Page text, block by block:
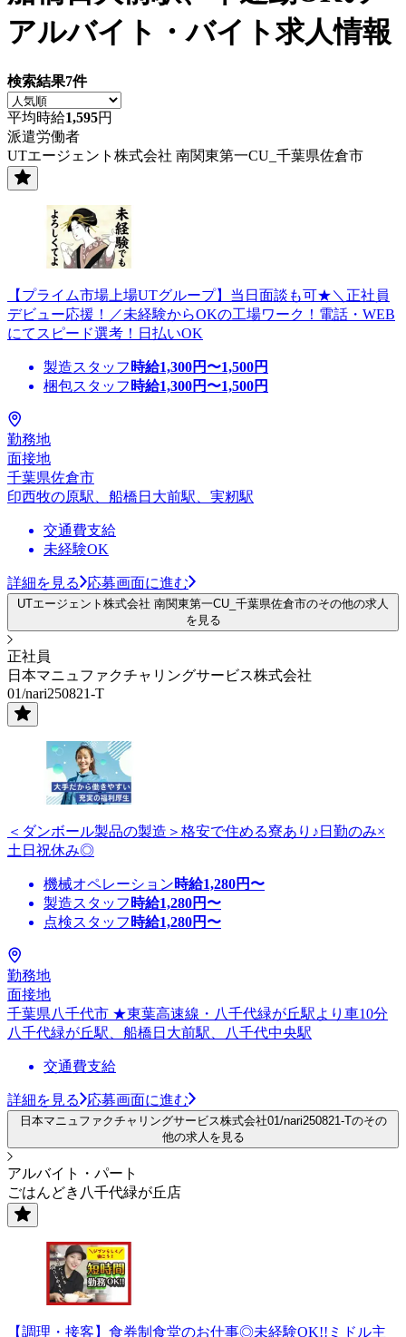
アルバイト・バイト求人情報
検索結果7件
平均時給1,595円
派遣労働者
UTエージェント株式会社 南関東第一CU_千葉県佐倉市
【プライム市場上場UTグループ】当日面談も可★＼正社員
デビュー応援！／未経験からOKの工場ワーク！電話・WEB
にてスピード選考！日払いOK
製造スタッフ 時給1,300円〜1,500円
梱包スタッフ 時給1,300円〜1,500円
勤務地
面接地
千葉県佐倉市
印西牧の原駅、船橋日大前駅、実籾駅
交通費支給
未経験OK
詳細を見る 応募画面に進む
UTエージェント株式会社 南関東第一CU_千葉県佐倉市のその他の求人
を見る
正社員
日本マニュファクチャリングサービス株式会社
01/nari250821-T
＜ダンボール製品の製造＞格安で住める寮あり♪日勤のみ×
土日祝休み◎
機械オペレーション時給1,280円〜
製造スタッフ 時給1,280円〜
点検スタッフ 時給1,280円〜
勤務地
面接地
千葉県八千代市 ★東葉高速線・八千代緑が丘駅より車10分
八千代緑が丘駅、船橋日大前駅、八千代中央駅
交通費支給
詳細を見る 応募画面に進む
日本マニュファクチャリングサービス株式会社01/nari250821-Tのその
他の求人を見る
アルバイト・パート
ごはんどき八千代緑が丘店
【調理・接客】食券制食堂のお仕事◎未経験OK!!ミドル主